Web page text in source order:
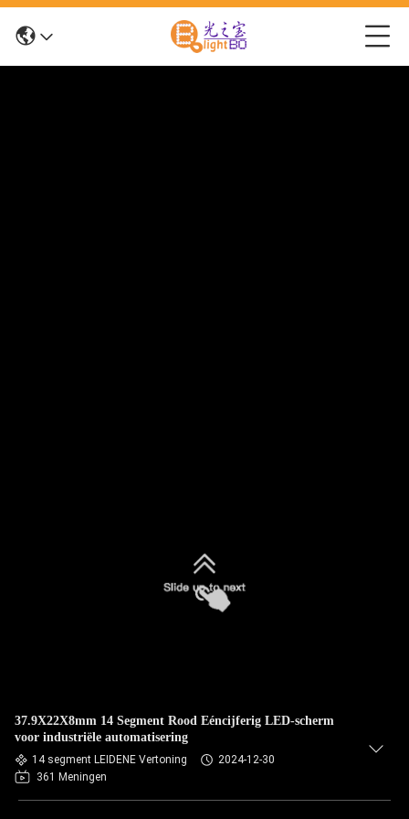
37.9X22X8mm 14 Segment Rood Eéncijferig LED-scherm
voor industriële automatisering
14 segment LEIDENE Vertoning
2024-12-30
361 Meningen